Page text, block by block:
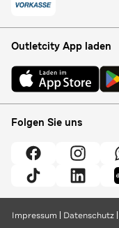
Outletcity App laden
Folgen Sie uns
Impressum Datenschutz